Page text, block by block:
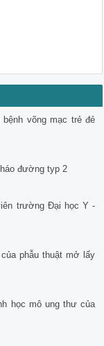
võng mạc trẻ đẻ
đường typ 2
trường Đại học Y -
phẫu thuật mở lấy
học mô ung thư của